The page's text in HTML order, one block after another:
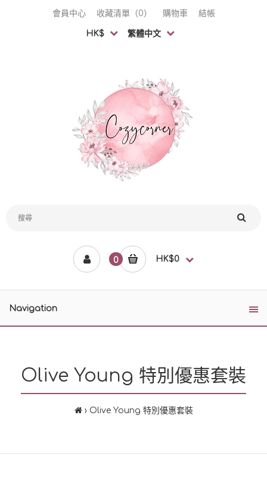
會員中心 收藏清單（0） 購物車 結帳
HK$ 繁體中文
0 HK$0
Navigation
Olive Young 特別優惠套裝
Olive Young 特別優惠套裝